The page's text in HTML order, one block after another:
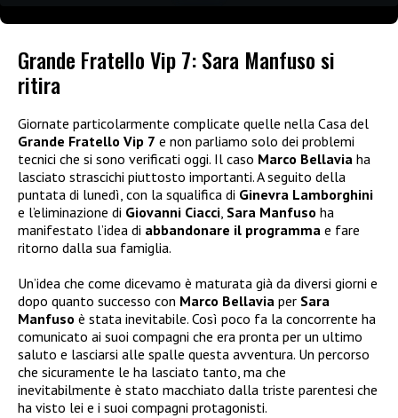
Grande Fratello Vip 7: Sara Manfuso si
ritira
Giornate particolarmente complicate quelle nella Casa del
Grande Fratello Vip 7 e non parliamo solo dei problemi
tecnici che si sono verificati oggi. Il caso Marco Bellavia ha
lasciato strascichi piuttosto importanti. A seguito della
puntata di lunedì, con la squalifica di Ginevra Lamborghini
e l’eliminazione di Giovanni Ciacci, Sara Manfuso ha
manifestato l’idea di abbandonare il programma e fare
ritorno dalla sua famiglia.
Un’idea che come dicevamo è maturata già da diversi giorni e
dopo quanto successo con Marco Bellavia per Sara
Manfuso è stata inevitabile. Così poco fa la concorrente ha
comunicato ai suoi compagni che era pronta per un ultimo
saluto e lasciarsi alle spalle questa avventura. Un percorso
che sicuramente le ha lasciato tanto, ma che
inevitabilmente è stato macchiato dalla triste parentesi che
ha visto lei e i suoi compagni protagonisti.